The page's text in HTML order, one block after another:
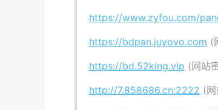
https://www.zyfou.com/
https://bdpan.juyovo.com (
https://bd.52king.vip (网站
http://7.858686.cn:2222 (